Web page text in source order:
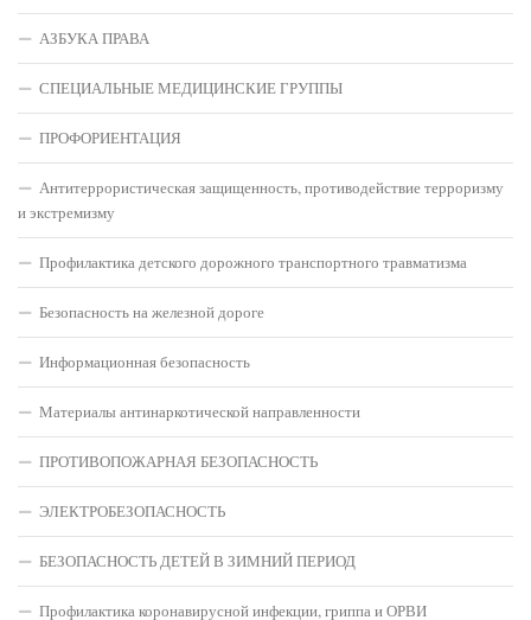
АЗБУКА ПРАВА
СПЕЦИАЛЬНЫЕ МЕДИЦИНСКИЕ ГРУППЫ
ПРОФОРИЕНТАЦИЯ
Антитеррористическая защищенность, противодействие терроризму
и экстремизму
Профилактика детского дорожного транспортного травматизма
Безопасность на железной дороге
Информационная безопасность
Материалы антинаркотической направленности
ПРОТИВОПОЖАРНАЯ БЕЗОПАСНОСТЬ
ЭЛЕКТРОБЕЗОПАСНОСТЬ
БЕЗОПАСНОСТЬ ДЕТЕЙ В ЗИМНИЙ ПЕРИОД
Профилактика коронавирусной инфекции, гриппа и ОРВИ